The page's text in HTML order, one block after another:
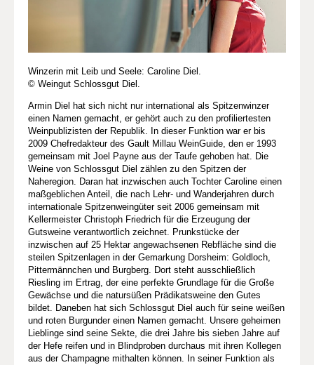
Winzerin mit Leib und Seele: Caroline Diel.
© Weingut Schlossgut Diel.
Armin Diel hat sich nicht nur international als Spitzenwinzer
einen Namen gemacht, er gehört auch zu den profiliertesten
Weinpublizisten der Republik. In dieser Funktion war er bis
2009 Chefredakteur des Gault Millau WeinGuide, den er 1993
gemeinsam mit Joel Payne aus der Taufe gehoben hat. Die
Weine von Schlossgut Diel zählen zu den Spitzen der
Naheregion. Daran hat inzwischen auch Tochter Caroline einen
maßgeblichen Anteil, die nach Lehr- und Wanderjahren durch
internationale Spitzenweingüter seit 2006 gemeinsam mit
Kellermeister Christoph Friedrich für die Erzeugung der
Gutsweine verantwortlich zeichnet. Prunkstücke der
inzwischen auf 25 Hektar angewachsenen Rebfläche sind die
steilen Spitzenlagen in der Gemarkung Dorsheim: Goldloch,
Pittermännchen und Burgberg. Dort steht ausschließlich
Riesling im Ertrag, der eine perfekte Grundlage für die Große
Gewächse und die natursüßen Prädikatsweine den Gutes
bildet. Daneben hat sich Schlossgut Diel auch für seine weißen
und roten Burgunder einen Namen gemacht. Unsere geheimen
Lieblinge sind seine Sekte, die drei Jahre bis sieben Jahre auf
der Hefe reifen und in Blindproben durchaus mit ihren Kollegen
aus der Champagne mithalten können. In seiner Funktion als